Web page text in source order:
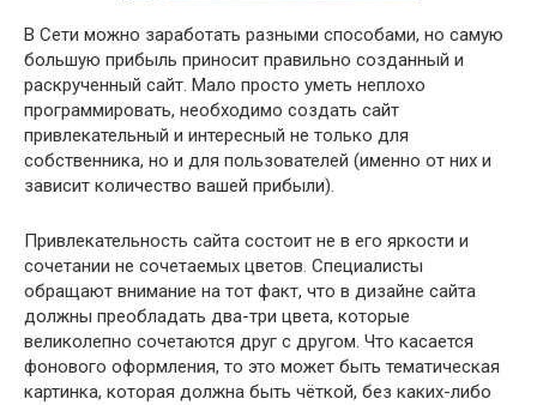
В Сети можно заработать разными способами, но самую
большую прибыль приносит правильно созданный и
раскрученный сайт. Мало просто уметь неплохо
программировать, необходимо создать сайт
привлекательный и интересный не только для
собственника, но и для пользователей (именно от них и
зависит количество вашей прибыли).
Привлекательность сайта состоит не в его яркости и
сочетании не сочетаемых цветов. Специалисты
обращают внимание на тот факт, что в дизайне сайта
должны преобладать два-три цвета, которые
великолепно сочетаются друг с другом. Что касается
фонового оформления, то это может быть тематическая
картинка, которая должна быть чёткой, без каких-либо